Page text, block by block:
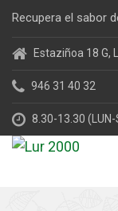
Recupera el sabor
Estaziñoa 18 G,
946 31 40 32
8.30-13.30